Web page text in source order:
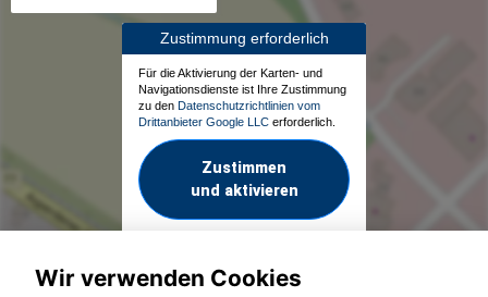
Zustimmung erforderlich
Für die Aktivierung der Karten- und
Navigationsdienste ist Ihre Zustimmung
zu den Datenschutzrichtlinien vom
Drittanbieter Google LLC erforderlich.
Zustimmen
und aktivieren
Wir verwenden Cookies